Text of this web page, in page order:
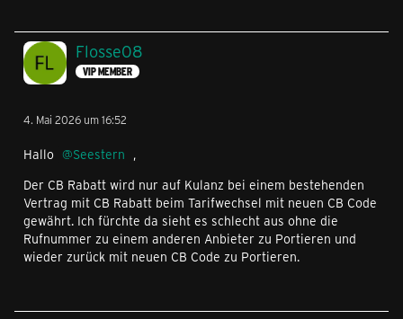
Flosse08
VIP MEMBER
4. Mai 2026 um 16:52
Hallo Seestern ,
Der CB Rabatt wird nur auf Kulanz bei einem bestehenden
Vertrag mit CB Rabatt beim Tarifwechsel mit neuen CB Code
gewährt. Ich fürchte da sieht es schlecht aus ohne die
Rufnummer zu einem anderen Anbieter zu Portieren und
wieder zurück mit neuen CB Code zu Portieren.